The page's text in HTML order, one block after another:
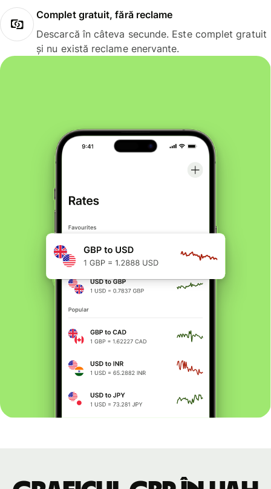
Complet gratuit, fără reclame
Descarcă în câteva secunde. Este complet gratuit
și nu există reclame enervante.